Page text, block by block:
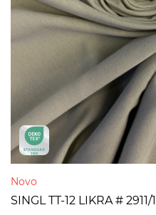
Novo
SINGL TT-12 LIKRA #